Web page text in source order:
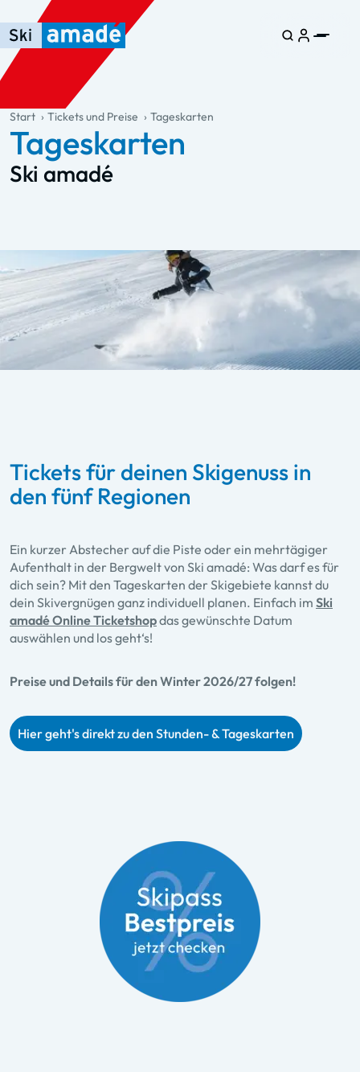
Zum Haupt-Inhalt springen
Springe zur Tabelle
Zur Haupt-Navigation springen
general.table-of-content
Start Tickets und Preise Tageskarten
Tageskarten
Ski amadé
Tickets für deinen Skigenuss in
den fünf Regionen
Ein kurzer Abstecher auf die Piste oder ein mehrtägiger
Aufenthalt in der Bergwelt von Ski amadé: Was darf es für
dich sein? Mit den Tageskarten der Skigebiete kannst du
dein Skivergnügen ganz individuell planen. Einfach im Ski
amadé Online Ticketshopdas gewünschte Datum
auswählen und los geht‘s!
Preise und Details für den Winter 2026/27 folgen!
Hier geht's direkt zu den Stunden- & Tageskarten